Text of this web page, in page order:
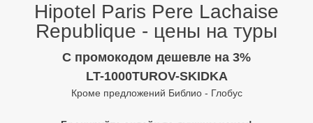
Hipotel Paris Pere Lachaise
Republique - цены на туры
C промокодом дешевле на 3%
LT-1000TUROV-SKIDKA
Кроме предложений Библио - Глобус
Подборки отелей